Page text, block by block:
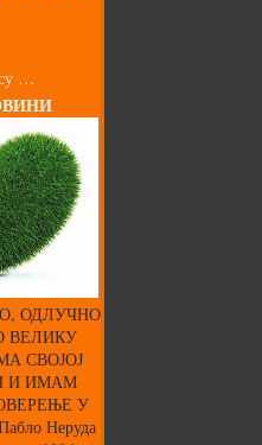
…
ОДЛУЧНО
ВЕЛИКУ
СВОЈОЈ
И ИМАМ
У
Неруда